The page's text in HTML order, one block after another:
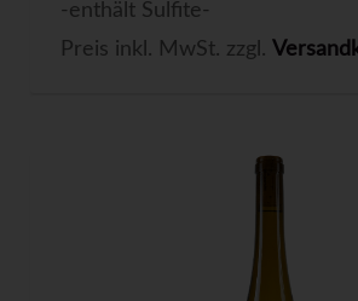
-enthält Sulfite-
Preis inkl. MwSt. zzgl.